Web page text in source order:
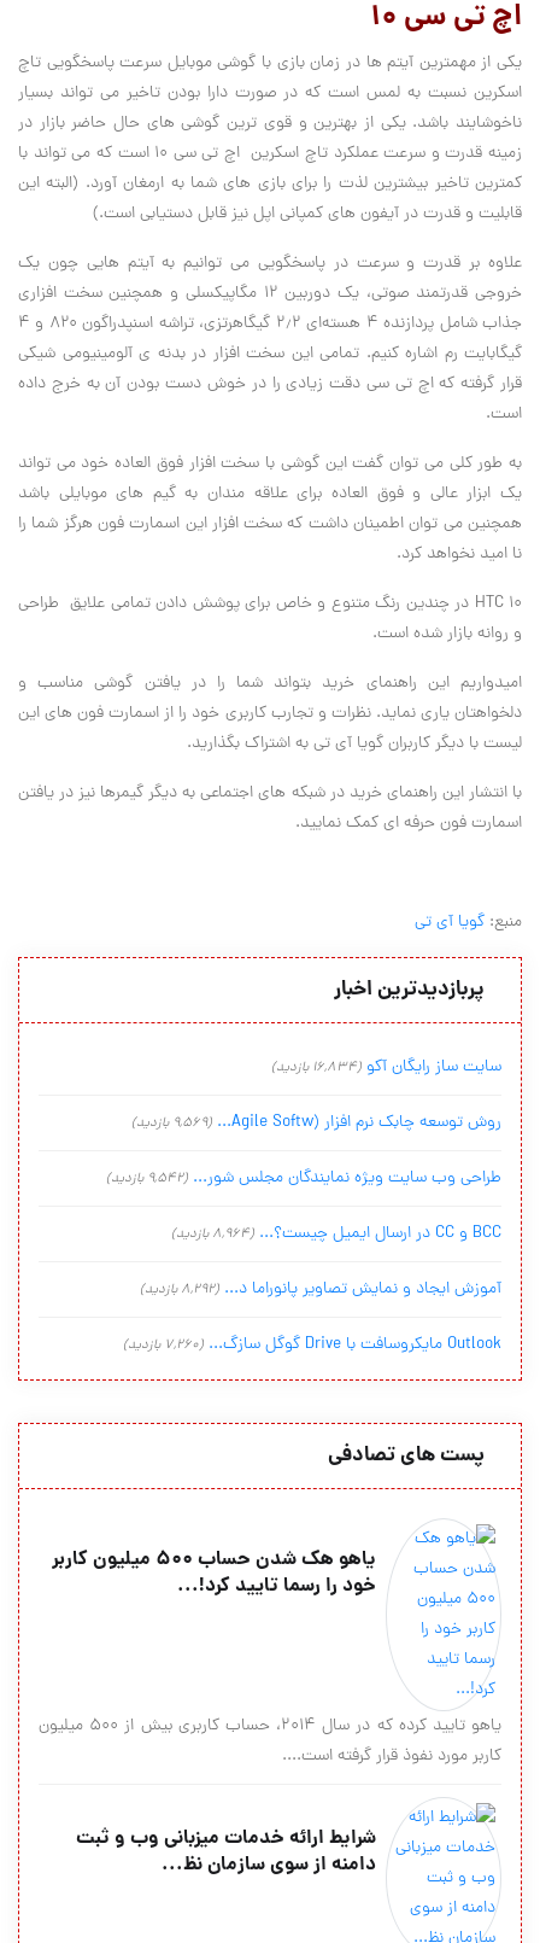
اچ تی سی ۱۰
یکی از مهمترین آیتم ها در زمان بازی با گوشی موبایل سرعت پاسخگویی تاچ
اسکرین نسبت به لمس است که در صورت دارا بودن تاخیر می تواند بسیار
ناخوشایند باشد. یکی از بهترین و قوی ترین گوشی های حال حاضر بازار در
زمینه قدرت و سرعت عملکرد تاچ اسکرین اچ تی سی ۱۰‏ است که می تواند با
کمترین تاخیر بیشترین لذت را برای بازی های شما به ارمغان آورد. (البته این
قابلیت و قدرت در آیفون های کمپانی اپل نیز قابل دستیابی است.)
علاوه بر قدرت و سرعت در پاسخگویی می توانیم به آیتم هایی چون یک
خروجی قدرتمند صوتی، یک دوربین ۱۲ مگاپیکسلی و همچنین سخت افزاری
جذاب شامل پردازنده ۴ هسته‌ای ۲٫۲ گیگاهرتزی، تراشه اسنپدراگون ۸۲۰ و ۴
گیگابایت رم اشاره کنیم. تمامی این سخت افزار در بدنه‌ ی آلومینیومی شیکی
قرار گرفته که اچ تی سی دقت زیادی را در خوش دست بودن آن به خرج داده
است.
به طور کلی می توان گفت این گوشی با سخت افزار فوق العاده خود می تواند
یک ابزار عالی و فوق العاده برای علاقه مندان به گیم های موبایلی باشد
همچنین می توان اطمینان داشت که سخت افزار این اسمارت فون هرگز شما را
نا امید نخواهد کرد.
HTC 10 در چندین رنگ متنوع و خاص برای پوشش دادن تمامی علایق طراحی
و روانه بازار شده است.
امیدواریم این راهنمای خرید بتواند شما را در یافتن گوشی مناسب و
دلخواهتان یاری نماید. نظرات و تجارب کاربری خود را از اسمارت فون های این
لیست با دیگر کاربران گویا آی تی به اشتراک بگذارید.
با انتشار این راهنمای خرید در شبکه های اجتماعی به دیگر گیمرها نیز در یافتن
اسمارت فون حرفه ای کمک نمایید.
منبع: گویا آی تی
پربازدیدترین اخبار
سایت ساز رایگان آکو (16,834 بازدید)
روش توسعه چابک نرم افزار (Agile Softw... (9,569 بازدید)
طراحی وب سایت ویژه نمایندگان مجلس شور... (9,542 بازدید)
BCC و CC در ارسال ایمیل چیست؟... (8,964 بازدید)
آموزش ایجاد و نمایش تصاویر پانوراما د... (8,292 بازدید)
Outlook مایکروسافت با Drive گوگل سازگ... (7,260 بازدید)
پست های تصادفی
یاهو هک شدن حساب ۵۰۰ میلیون کاربر
خود را رسما تایید کرد!...
یاهو تایید کرده که در سال ۲۰۱۴، حساب کاربری بیش از ۵۰۰ میلیون
کاربر مورد نفوذ قرار گرفته است....
شرايط ارائه خدمات ميزباني وب و ثبت
دامنه از سوي سازمان نظ...